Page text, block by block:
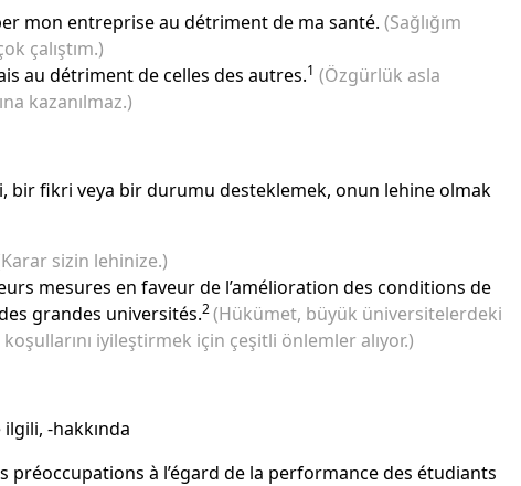
mon entreprise au détriment de ma santé. (Sağlığım
çalıştım.)
au détriment de celles des autres.1 (Özgürlük asla
kazanılmaz.)
bir fikri veya bir durumu desteklemek, onun lehine olmak
sizin lehinize.)
mesures en faveur de l’amélioration des conditions de
grandes universités.2(Hükümet, büyük üniversitelerdeki
iyileştirmek için çeşitli önlemler alıyor.)
ilgili, -hakkında
préoccupations à l’égard de la performance des étudiants